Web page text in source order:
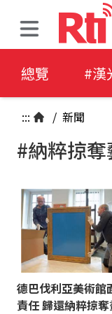
總覽 #漢
::: / 新聞
#納粹掠奪
德巴伐利亞美術館
責任 歸還納粹掠